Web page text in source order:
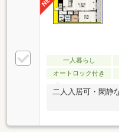
一人暮らし
オートロック付き
二人入居可・閑静